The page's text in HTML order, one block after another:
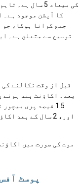
کا آپشن موجود ہے۔
توسیع سے متعلق ہے۔
قبل از وقت نکالنے
بعد۔ اکاؤنٹ بند ہونے
1.5 فیصد پری
موت کی صورت میں
پوسٹ